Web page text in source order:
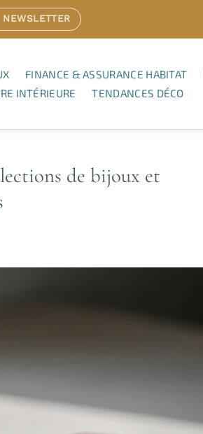
NEWSLETTER
FINANCE & ASSURANCE HABITAT
INTÉRIEURE
TENDANCES DÉCO
de bijoux et